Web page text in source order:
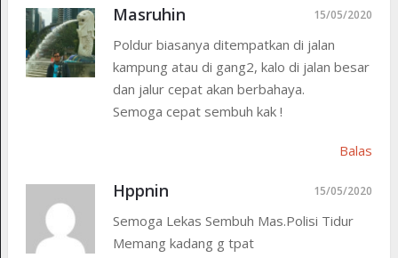
Masruhin 15/05/2020
Poldur biasanya ditempatkan di jalan
kampung atau di gang2, kalo di jalan besar
dan jalur cepat akan berbahaya.
Semoga cepat sembuh kak !
Balas
Hppnin 15/05/2020
Semoga Lekas Sembuh Mas.Polisi Tidur
Memang kadang g tpat